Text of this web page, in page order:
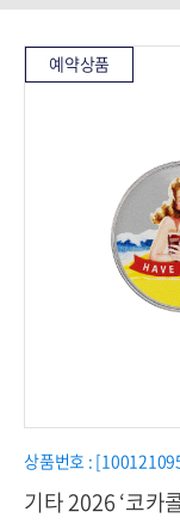
예약상품
상품번호 :
기타 2026 ‘코카